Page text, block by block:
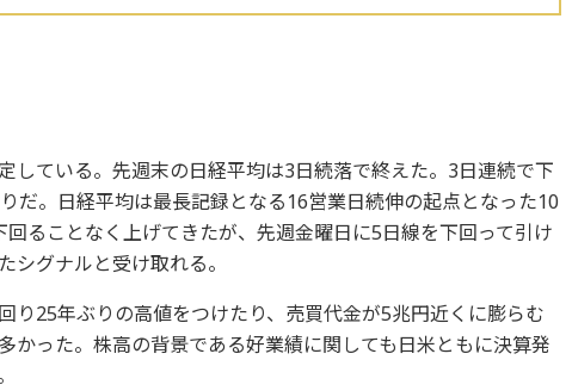
している。先週末の日経平均は3日続落で終えた。3日連続で下
だ。日経平均は最長記録となる16営業日続伸の起点となった10
ることなく上げてきたが、先週金曜日に5日線を下回って引け
シグナルと受け取れる。
り25年ぶりの高値をつけたり、売買代金が5兆円近くに膨らむ
かった。株高の背景である好業績に関しても日米ともに決算発